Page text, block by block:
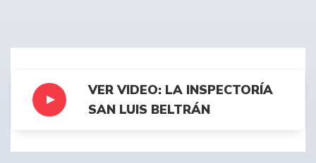
VER VIDEO: LA INSPECTORÍA
SAN LUIS BELTRÁN